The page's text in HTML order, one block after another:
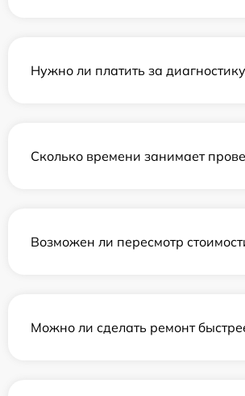
Нужно ли платить за
Сколько времени занимает
Возможен ли пересмотр
Можно ли сделать ремонт